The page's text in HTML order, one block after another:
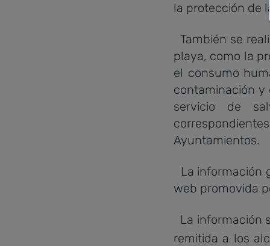
la protección de
También se
playa, como la
el consumo
contaminación y
servicio de
Ayuntamientos.
La información
web promovida
La información
remitida a los